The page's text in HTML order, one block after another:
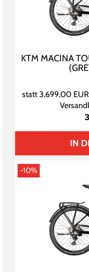
KTM MACINA
statt3.699,00 EUR
IN
-10%